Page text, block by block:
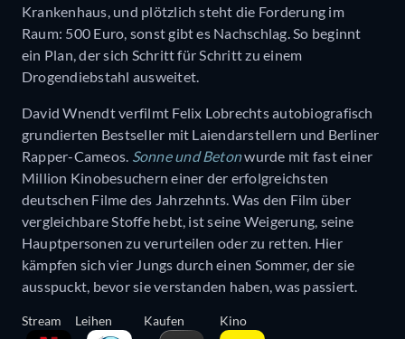
Krankenhaus, und plötzlich steht die Forderung im
Raum: 500 Euro, sonst gibt es Nachschlag. So beginnt
ein Plan, der sich Schritt für Schritt zu einem
Drogendiebstahl ausweitet.
David Wnendt verfilmt Felix Lobrechts autobiografisch
grundierten Bestseller mit Laiendarstellern und Berliner
Rapper-Cameos. Sonne und Betonwurde mit fast einer
Million Kinobesuchern einer der erfolgreichsten
deutschen Filme des Jahrzehnts. Was den Film über
vergleichbare Stoffe hebt, ist seine Weigerung, seine
Hauptpersonen zu verurteilen oder zu retten. Hier
kämpfen sich vier Jungs durch einen Sommer, der sie
ausspuckt, bevor sie verstanden haben, was passiert.
Stream Leihen Kaufen Kino